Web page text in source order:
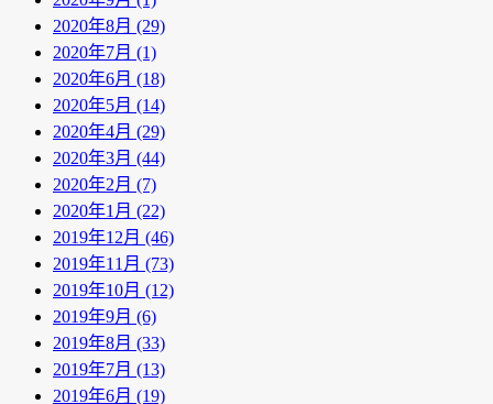
2020年8月 (29)
2020年7月 (1)
2020年6月 (18)
2020年5月 (14)
2020年4月 (29)
2020年3月 (44)
2020年2月 (7)
2020年1月 (22)
2019年12月 (46)
2019年11月 (73)
2019年10月 (12)
2019年9月 (6)
2019年8月 (33)
2019年7月 (13)
2019年6月 (19)